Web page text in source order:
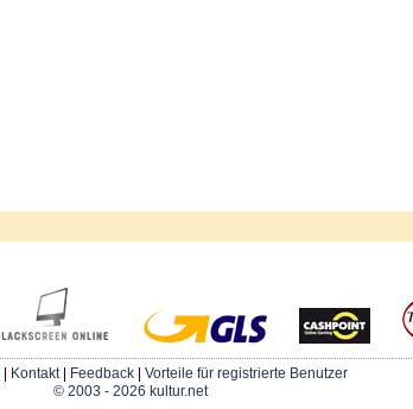
Kontakt| Feedback| Vorteile für registrierte Benutzer
© 2003 - 2026 kultur.net